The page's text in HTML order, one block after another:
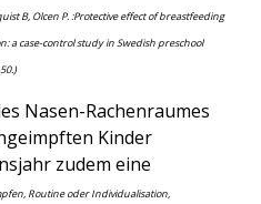
B, Olcen P. :Protective effect of breastfeeding
a case-control study in Swedish preschool
Nasen-Rachenraumes
Kinder
zudem eine
Routine oder Individualisation,